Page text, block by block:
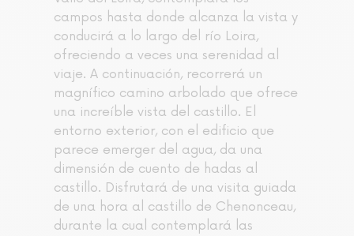
campos hasta donde alcanza la vista y
conducirá a lo largo del río Loira,
ofreciendo a veces una serenidad al
viaje. A continuación, recorrerá un
magnífico camino arbolado que ofrece
una increíble vista del castillo. El
entorno exterior, con el edificio que
parece emerger del agua, da una
dimensión de cuento de hadas al
castillo. Disfrutará de una visita guiada
de una hora al castillo de Chenonceau,
durante la cual contemplará las